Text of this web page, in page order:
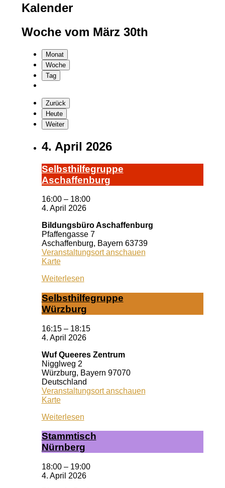
Kalender
Woche vom März 30th
Monat
Woche
Tag
Zurück
Heute
Weiter
4. April 2026
Selbst­hil­fe­grup­pe
A­schaf­fen­burg
16:00 – 18:00
4. April 2026
Bildungsbüro Aschaffenburg
Pfaffengasse 7
Aschaffenburg, Bayern 63739
Veranstaltungsort anschauen
KarteBildungsbüro
Weiterlesen
Selbst­hil­fe­grup­pe
Würz­burg
16:15 – 18:15
4. April 2026
Wuf Queeres Zentrum
Nigglweg 2
Würzburg, Bayern 97070
Deutschland
Veranstaltungsort anschauen
KarteWuf
Zentrum
Weiterlesen
Stamm­tisch
Nürn­berg
18:00 – 19:00
4. April 2026